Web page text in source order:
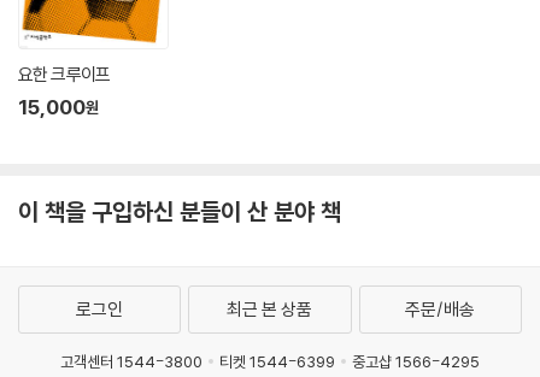
요한 크루이프
15,000원
이 책을 구입하신 분들이 산 분야 책
로그인 최근 본 상품 주문/배송
고객센터 1544-3800 티켓 1544-6399
중고샵 1566-4295